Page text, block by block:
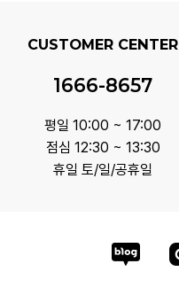
CUSTOMER CENTER
1666-8657
평일 10:00 ~ 17:00
점심 12:30 ~ 13:30
휴일 토/일/공휴일